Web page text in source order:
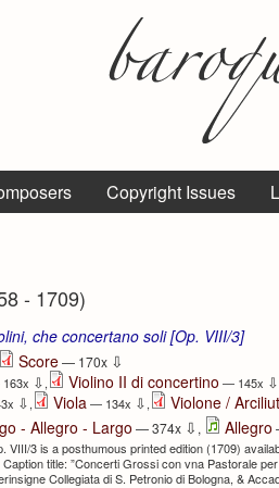
Copyright Issues
- 1709)
che concertano soli [Op. VIII/3]
Score— 170x ⇩
⇩, Violino II di concertino — 145x ⇩
⇩, Viola — 134x ⇩,
Violone /
- Allegro - Largo — 374x ⇩ , Allegro
3 is a posthumous printed edition (1709)
title: ”Concerti Grossi con vna Pastorale
Collegiata di S. Petronio di Bologna, &